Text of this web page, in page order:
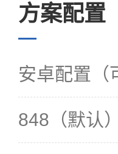
方案配置
安卓配置（
848（默认）